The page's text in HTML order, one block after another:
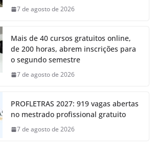
7 de agosto de 2026
Mais de 40 cursos gratuitos online,
de 200 horas, abrem inscrições para
o segundo semestre
7 de agosto de 2026
PROFLETRAS 2027: 919 vagas abertas
no mestrado profissional gratuito
7 de agosto de 2026